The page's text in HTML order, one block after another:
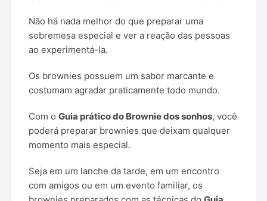
Não há nada melhor do que preparar uma
sobremesa especial e ver a reação das pessoas
ao experimentá-la.
Os brownies possuem um sabor marcante e
costumam agradar praticamente todo mundo.
Com oGuia prático do Brownie dos sonhos, você
poderá preparar brownies que deixam qualquer
momento mais especial.
Seja em um lanche da tarde, em um encontro
com amigos ou em um evento familiar, os